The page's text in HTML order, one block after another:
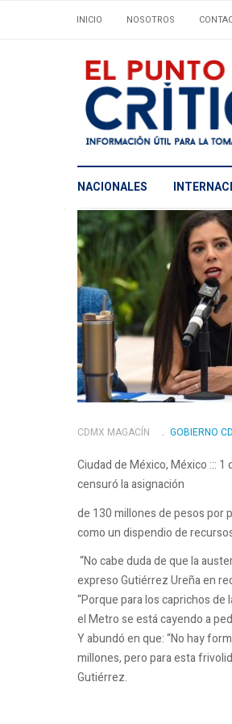
INICIO NOSOTROS
NACIONALES
CDMX MAGACÍN GOBIERNO
Ciudad de México, México :::
censuró la asignación
de 130 millones de pesos por
como un dispendio de
“No cabe duda de que la
expreso Gutiérrez Ureña en
“Porque para los caprichos
el Metro se está cayendo a
Y abundó en que: “No hay
millones, pero para esta
Gutiérrez.